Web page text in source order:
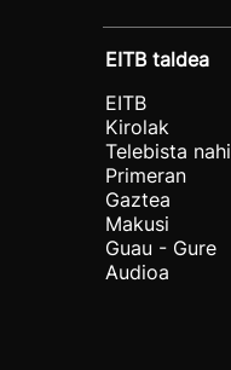
EITB taldea
EITB
Kirolak
Telebista
Primeran
Gaztea
Makusi
Guau - Gure
Audioa